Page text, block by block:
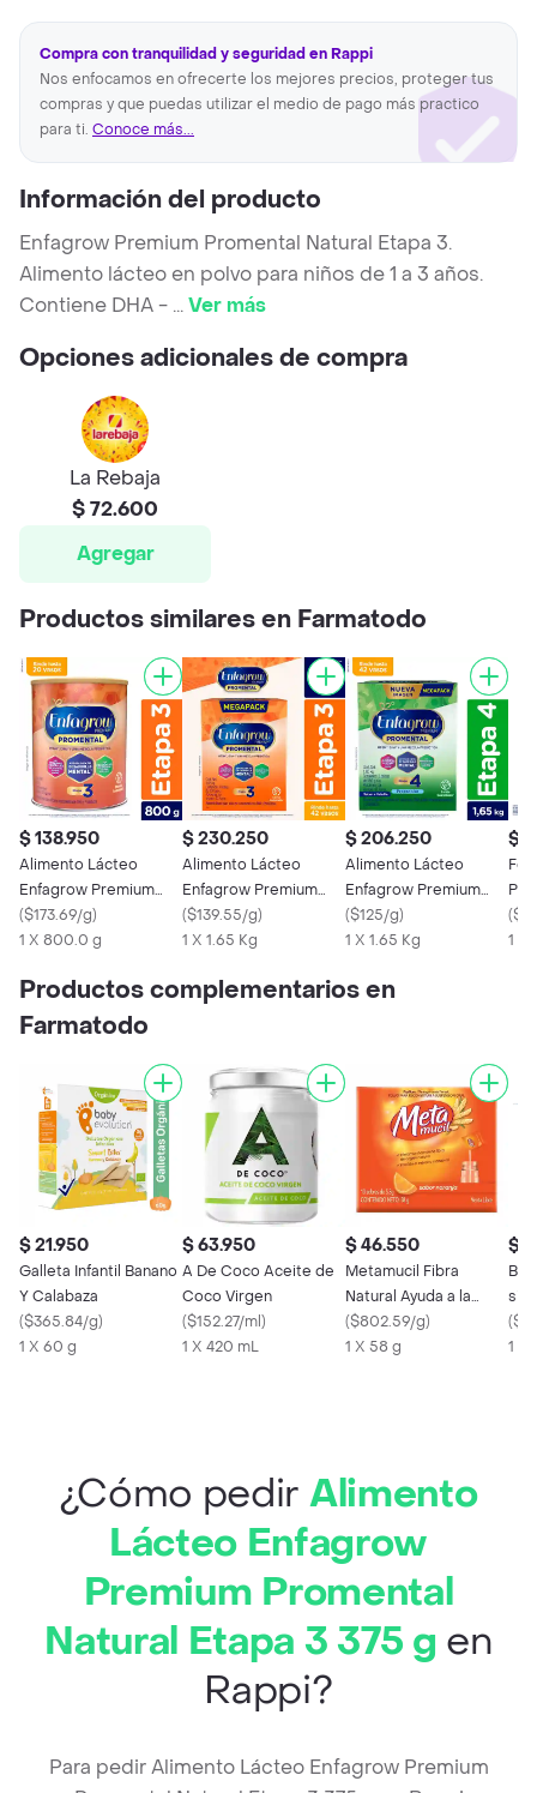
Compra con tranquilidad y seguridad en Rappi
Nos enfocamos en ofrecerte los mejores precios, proteger tus
compras y que puedas utilizar el medio de pago más practico
para ti. Conoce más...
Información del producto
Enfagrow Premium Promental Natural Etapa 3.
Alimento lácteo en polvo para niños de 1 a 3 años.
Contiene DHA - ...Ver más
Opciones adicionales de compra
La Rebaja
$ 72.600
Agregar
Productos similares en Farmatodo
$ 138.950
Alimento Lácteo
Enfagrow Premium
Promental Natural
Etapa 3 800 g
($173.69/g)
1 X 800.0 g
$ 230.250
Alimento Lácteo
Enfagrow Premium
Promental Natural E3
1650 g
($139.55/g)
1 X 1.65 Kg
$ 206.250
Alimento Lácteo
Enfagrow Premium
Promental Preescolar
E4 1650 g
($125/g)
1 X 1.65 Kg
$
(
1 X
Productos complementarios en
Farmatodo
$ 21.950
Galleta Infantil Banano
Y Calabaza
($365.84/g)
1 X 60 g
$ 63.950
A De Coco Aceite de
Coco Virgen
($152.27/ml)
1 X 420 mL
$ 46.550
Metamucil Fibra
Natural Ayuda a la
Regularización
Intestinal
($802.59/g)
1 X 58 g
$
sin
(
1 X
¿Cómo pedir Alimento
Lácteo Enfagrow
Premium Promental
Natural Etapa 3 375 g en
Rappi?
Para pedir Alimento Lácteo Enfagrow Premium